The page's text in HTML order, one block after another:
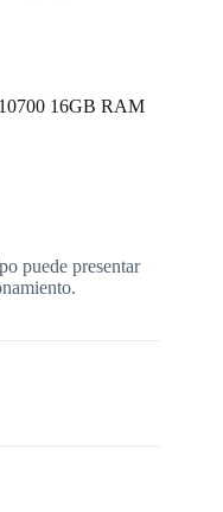
16GB RAM
puede presentar